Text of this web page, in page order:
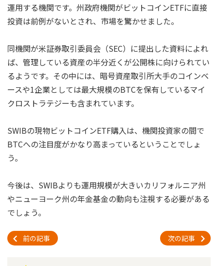
運用する機関です。州政府機関がビットコインETFに直接
投資は前例がないとされ、市場を驚かせました。
同機関が米証券取引委員会（SEC）に提出した資料によれ
ば、管理している資産の半分近くが公開株に向けられてい
るようです。その中には、暗号資産取引所大手のコインベ
ースや1企業としては最大規模のBTCを保有しているマイ
クロストラテジーも含まれています。
SWIBの現物ビットコインETF購入は、機関投資家の間で
BTCへの注目度がかなり高まっているということでしょ
う。
今後は、SWIBよりも運用規模が大きいカリフォルニア州
やニューヨーク州の年金基金の動向も注視する必要がある
でしょう。
前の記事 次の記事